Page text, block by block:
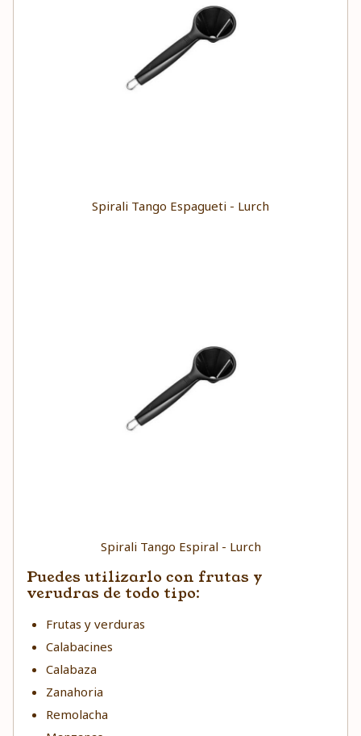
Spirali Tango Espagueti - Lurch
Spirali Tango Espiral - Lurch
Puedes utilizarlo con frutas y
verudras de todo tipo:
Frutas y verduras
Calabacines
Calabaza
Zanahoria
Remolacha